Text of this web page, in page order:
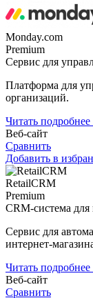
Monday.com
Premium
Сервис для
Платформа для
организаций.
Читать
Веб-сайт
Сравнить
Добавить в
RetailCRM
Premium
CRM-система для
Сервис для
интернет-
Читать
Веб-сайт
Сравнить